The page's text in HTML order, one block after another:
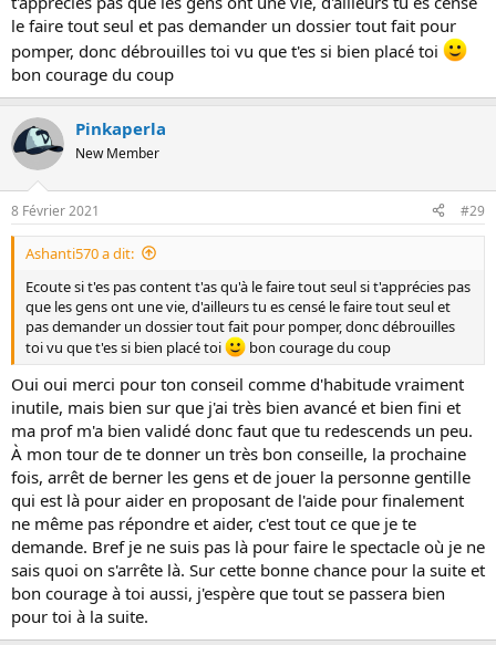
le faire tout seul et pas demander un dossier tout fait pour
pomper, donc débrouilles toi vu que t'es si bien placé toi
bon courage du coup
Pinkaperla
New Member
8 Février 2021 #29
Ashanti570 a dit:
Ecoute si t'es pas content t'as qu'à le faire tout seul si t'apprécies pas
que les gens ont une vie, d'ailleurs tu es censé le faire tout seul et
pas demander un dossier tout fait pour pomper, donc débrouilles
toi vu que t'es si bien placé toi
bon courage du coup
Oui oui merci pour ton conseil comme d'habitude vraiment
inutile, mais bien sur que j'ai très bien avancé et bien fini et
ma prof m'a bien validé donc faut que tu redescends un peu.
À mon tour de te donner un très bon conseille, la prochaine
fois, arrêt de berner les gens et de jouer la personne gentille
qui est là pour aider en proposant de l'aide pour finalement
ne même pas répondre et aider, c'est tout ce que je te
demande. Bref je ne suis pas là pour faire le spectacle où je ne
sais quoi on s'arrête là. Sur cette bonne chance pour la suite et
bon courage à toi aussi, j'espère que tout se passera bien
pour toi à la suite.